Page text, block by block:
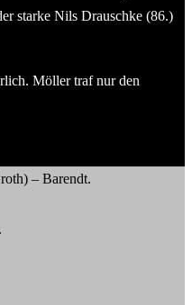
starke Nils Drauschke (86.)
Möller traf nur den
– Barendt.